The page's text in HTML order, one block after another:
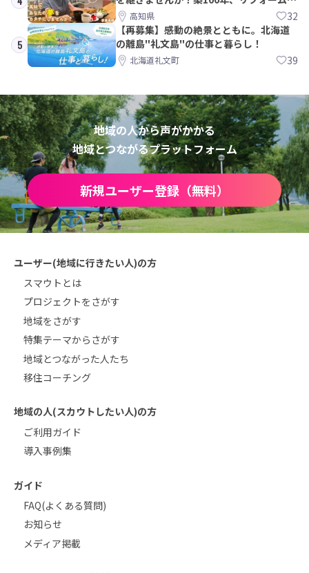
ら約10年！
高知県 32
5
【再募集】感動の絶景とともに。北海道
の離島"礼文島"の仕事と暮らし！
北海道礼文町 39
地域の人から声がかかる
地域とつながるプラットフォーム
新規ユーザー登録（無料）
ユーザー(地域に行きたい人)の方
スマウトとは
プロジェクトをさがす
地域をさがす
特集テーマからさがす
地域とつながった人たち
移住コーチング
地域の人(スカウトしたい人)の方
ご利用ガイド
導入事例集
ガイド
FAQ(よくある質問)
お知らせ
メディア掲載